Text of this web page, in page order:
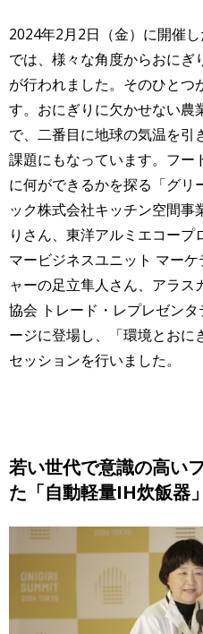
2024年2月2日（金）に開催
では、様々な角度からおにぎ
が行われました。そのひと
す。おにぎりに欠かせない農
で、二番目に地球の気温を
課題にもなっています。フー
に何ができるかを探る「グリ
ック株式会社キッチン空間事
りさん、東洋アルミエコー
マービジネスユニット マー
ャーの足立隼人さん、アラ
協会 トレード・レプレゼン
ージに登場し、「環境とおに
セッションを行いました。
若い世代で意識の高い
た「自動軽量IH炊飯器」